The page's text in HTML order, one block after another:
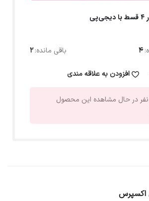
4 باقی مانده:2
افزودن به علاقه مندی
نفر در حال مشاهده این محصول
اکسپرس